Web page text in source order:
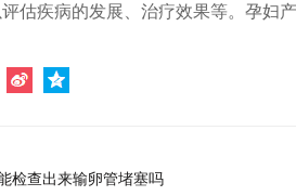
估疾病的发展、治疗效果等。孕妇
检查出来输卵管堵塞吗